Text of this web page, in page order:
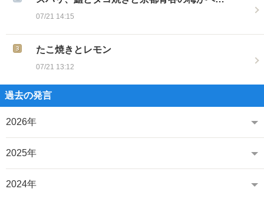
07/21 14:15
たこ焼きとレモン
07/21 13:12
過去の発言
2026年
2025年
2024年